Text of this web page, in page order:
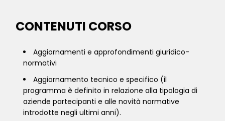
CONTENUTI CORSO
Aggiornamenti e approfondimenti giuridico-
normativi
Aggiornamento tecnico e specifico (il
programma è definito in relazione alla tipologia di
aziende partecipanti e alle novità normative
introdotte negli ultimi anni).